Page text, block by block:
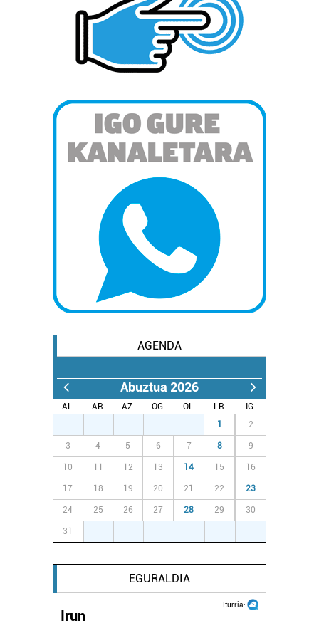
AGENDA
Abuztua 2026
AL. AR. AZ. OG. OL. LR.
IG.
1 2
3 4 5 6 7 8 9
10 11 12 13 14 15 16
17 18 19 20 21 22 23
24 25 26 27 28 29 30
31
EGURALDIA
Iturria:
Irun